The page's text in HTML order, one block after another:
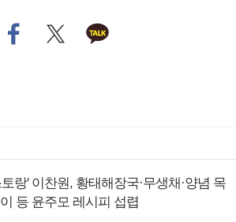
랑' 이찬원, 황태해장국·무생채·양념 목
등 윤주모 레시피 섭렵